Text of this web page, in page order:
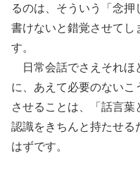
るのは、そういう「念
書けないと錯覚させてし
す。
日常会話でさえそれほ
に、あえて必要のないこ
させることは、「話言葉
認識をきちんと持たせる
はずです。